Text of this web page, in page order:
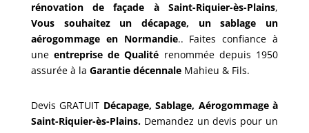
rénovation de façade à Saint-Riquier-ès-Plains,
Vous souhaitez un décapage, un sablage un
aérogommage en Normandie.. Faites confiance à
uneentreprise de Qualité renommée depuis 1950
assurée à la Garantie décennaleMahieu & Fils.
Devis GRATUIT Décapage, Sablage, Aérogommage à
Saint-Riquier-ès-Plains. Demandez un devis pour un